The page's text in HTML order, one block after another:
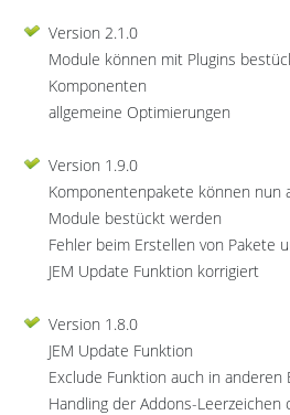
Version 2.1.0
Module können mit Plugins
Komponenten
allgemeine Optimierungen
Version 1.9.0
Komponentenpakete können nun
Module bestückt werden
Fehler beim Erstellen von Pakete
JEM Update Funktion korrigiert
Version 1.8.0
JEM Update Funktion
Exclude Funktion auch in anderen
Handling der Addons-Leerzeichen